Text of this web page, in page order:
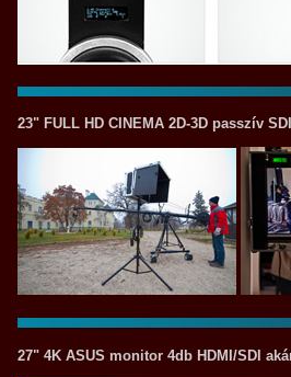
23" FULL HD CINEMA 2D-3D passzív
27" 4K ASUS monitor 4db HDMI/SDI